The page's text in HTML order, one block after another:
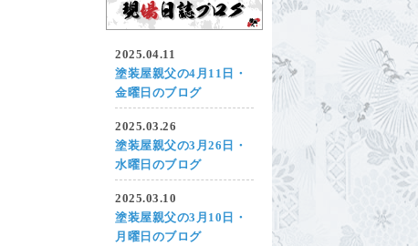
2025.04.11
塗装屋親父の4月11日・
金曜日のブログ
2025.03.26
塗装屋親父の3月26日・
水曜日のブログ
2025.03.10
塗装屋親父の3月10日・
月曜日のブログ